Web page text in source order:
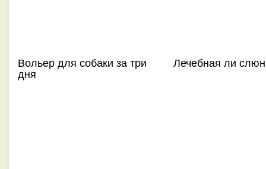
Вольер для собаки за три
дня
Лечебная ли